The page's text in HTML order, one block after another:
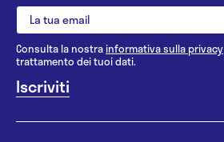
Consulta la nostrainformativa sulla privacy
trattamento dei tuoi dati.